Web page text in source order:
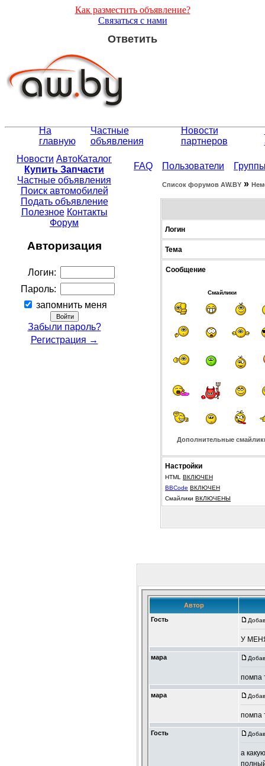
Как разместить объявление?
Связаться с нами
Ответить
На
главную
Частные
объявления
Новости
партнеров
Новости АвтоКаталог
Купить Запчасти
Частные объявления
Поиск автомобилей
Подать объявление
Полезное Контакты
Форум
Авторизация
Логин:
Пароль:
запомнить меня
Забыли пароль?
Регистрация →
FAQ Пользователи
Список форумов АW.BY »
Логин
Тема
Сообщение
Смайлики
Дополнительные
Настройки
HTML ВКЛЮЧЕН
BBCode ВКЛЮЧЕН
Смайлики ВКЛЮЧЕНЫ